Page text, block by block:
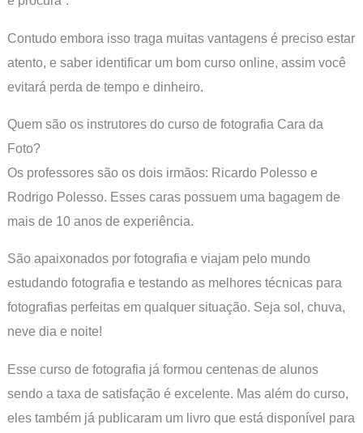
Contudo embora isso traga muitas vantagens é preciso estar
atento, e saber identificar um bom curso online, assim você
evitará perda de tempo e dinheiro.
Quem são os instrutores do curso de fotografia Cara da
Foto?
Os professores são os dois irmãos: Ricardo Polesso e
Rodrigo Polesso. Esses caras possuem uma bagagem de
mais de 10 anos de experiência.
São apaixonados por fotografia e viajam pelo mundo
estudando fotografia e testando as melhores técnicas para
fotografias perfeitas em qualquer situação. Seja sol, chuva,
neve dia e noite!
Esse curso de fotografia já formou centenas de alunos
sendo a taxa de satisfação é excelente. Mas além do curso,
eles também já publicaram um livro que está disponível para